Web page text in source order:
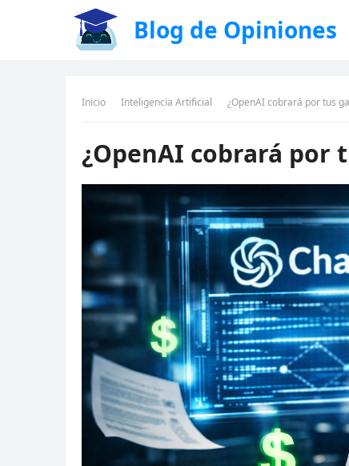
Blog de Opiniones
Inicio Inteligencia Artificial ¿OpenAI cobrará por tus
¿OpenAI cobrará por